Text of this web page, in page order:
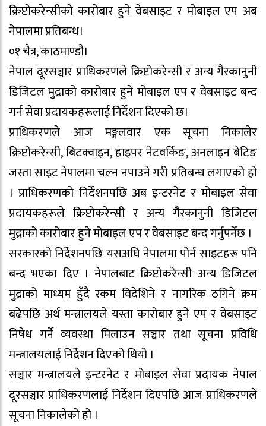
क्रिप्टोकरेन्सीको कारोबार हुने वेबसाइट र मोबाइल एप अब
नेपालमा प्रतिबन्ध।
०१ चैत्र, काठमाण्डौ।
नेपाल दूरसञ्चार प्राधिकरणले क्रिप्टोकरेन्सी र अन्य गैरकानुनी
डिजिटल मुद्राको कारोबार हुने मोबाइल एप र वेबसाइट बन्द
गर्न सेवा प्रदायकहरूलाई निर्देशन दिएको छ।
प्राधिकरणले आज मङ्गलवार एक सूचना निकालेर
क्रिप्टोकरेन्सी, बिटक्वाइन, हाइपर नेटवर्किङ, अनलाइन बेटिङ
जस्ता साइट नेपालमा चल्न नपाउने गरी प्रतिबन्ध लगाएको हो
। प्राधिकरणको निर्देशनपछि अब इन्टरनेट र मोबाइल सेवा
प्रदायकहरूले क्रिप्टोकरेन्सी र अन्य गैरकानुनी डिजिटल
मुद्राको कारोबार हुने मोबाइल एप र वेबसाइट बन्द गर्नुपर्नेछ ।
सरकारको निर्देशनपछि यसअघि नेपालमा पोर्न साइटहरू पनि
बन्द भएका दिए । नेपालबाट क्रिप्टोकरेन्सी अन्य डिजिटल
मुद्राको माध्यम हुँदै रकम विदेशिने र नागरिक ठगिने क्रम
बढेपछि अर्थ मन्त्रालयले यस्ता कारोबार हुने एप र वेबसाइट
निषेध गर्ने व्यवस्था मिलाउन सञ्चार तथा सूचना प्रविधि
मन्त्रालयलाई निर्देशन दिएको थियो ।
सञ्चार मन्त्रालयले इन्टरनेट र मोबाइल सेवा प्रदायक नेपाल
दूरसञ्चार प्राधिकरणलाई निर्देशन दिएपछि आज प्राधिकरणले
सूचना निकालेको हो ।